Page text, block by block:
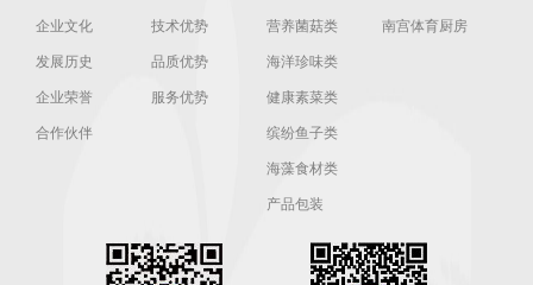
企业文化
发展历史
企业荣誉
合作伙伴
技术优势
品质优势
服务优势
营养菌菇类
海洋珍味类
健康素菜类
缤纷鱼子类
海藻食材类
产品包装
南宫体育厨房